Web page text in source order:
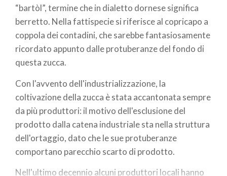
“bartòl”, termine che in dialetto dornese significa
berretto. Nella fattispecie si riferisce al copricapo a
coppola dei contadini, che sarebbe fantasiosamente
ricordato appunto dalle protuberanze del fondo di
questa zucca.
Con l'avvento dell'industrializzazione, la
coltivazione della zucca è stata accantonata sempre
da più produttori: il motivo dell'esclusione del
prodotto dalla catena industriale sta nella struttura
dell'ortaggio, dato che le sue protuberanze
comportano parecchio scarto di prodotto.
Nell'ultimo decennio alcuni produttori locali hanno